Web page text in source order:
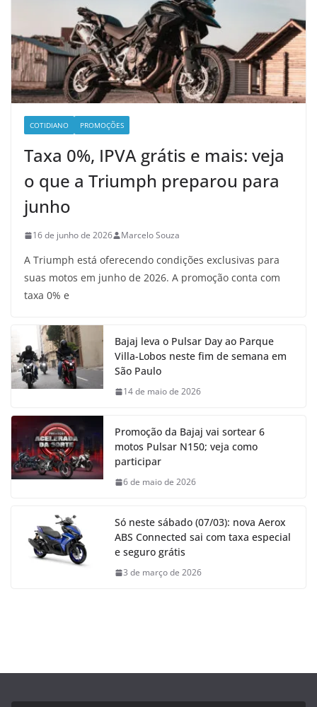
COTIDIANO PROMOÇÕES
Taxa 0%, IPVA grátis e mais: veja
o que a Triumph preparou para
junho
16 de junho de 2026 Marcelo Souza
A Triumph está oferecendo condições exclusivas para
suas motos em junho de 2026. A promoção conta com
taxa 0% e
Bajaj leva o Pulsar Day ao Parque
Villa-Lobos neste fim de semana em
São Paulo
14 de maio de 2026
Promoção da Bajaj vai sortear 6
motos Pulsar N150; veja como
participar
6 de maio de 2026
Só neste sábado (07/03): nova Aerox
ABS Connected sai com taxa especial
e seguro grátis
3 de março de 2026